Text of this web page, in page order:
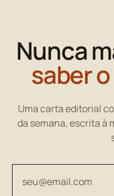
Nunca
saber
Uma carta editorial
da semana, escrita à